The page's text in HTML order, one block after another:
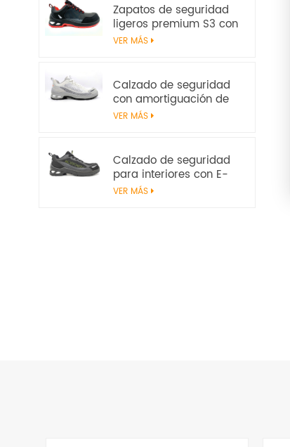
Zapatos de seguridad
ligeros premium S3 con
parte superior de
| Workway Footwear
VER MÁS
Calzado de seguridad
con amortiguación de
E-TPU | Sin metal S1PS
VER MÁS
Calzado de seguridad
para interiores con E-
TPU Energy Return | S1PS
VER MÁS